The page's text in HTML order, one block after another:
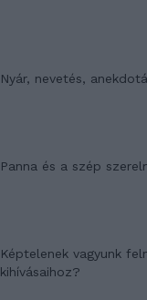
Nyár, nevetés,
Panna és a szép
Képtelenek vagyunk
kihívásaihoz?